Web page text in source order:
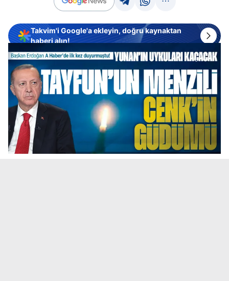
Takvim'i Google'a ekleyin, doğru kaynaktan
haberi alın!